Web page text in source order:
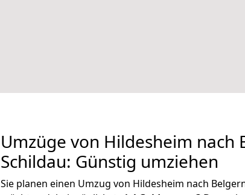
Umzüge von Hildesheim nach
Schildau: Günstig umziehen
Sie planen einen Umzug von Hildesheim nach